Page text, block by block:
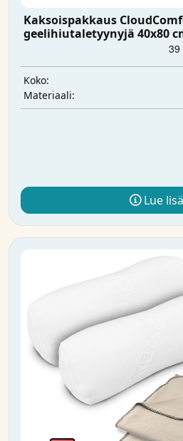
Kaksoispakkaus
geelihiutaletyynyjä 40x80
Koko:
Materiaali:
Lue